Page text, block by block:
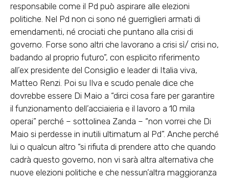
responsabile come il Pd può aspirare alle elezioni
politiche. Nel Pd non ci sono né guerriglieri armati di
emendamenti, né crociati che puntano alla crisi di
governo. Forse sono altri che lavorano a crisi sì/ crisi no,
badando al proprio futuro”, con esplicito riferimento
all’ex presidente del Consiglio e leader di Italia viva,
Matteo Renzi. Poi su Ilva e scudo penale dice che
dovrebbe essere Di Maio a “dirci cosa fare per garantire
il funzionamento dell’acciaieria e il lavoro a 10 mila
operai” perché – sottolinea Zanda – “non vorrei che Di
Maio si perdesse in inutili ultimatum al Pd”. Anche perché
lui o qualcun altro “si rifiuta di prendere atto che quando
cadrà questo governo, non vi sarà altra alternativa che
nuove elezioni politiche e che nessun’altra maggioranza